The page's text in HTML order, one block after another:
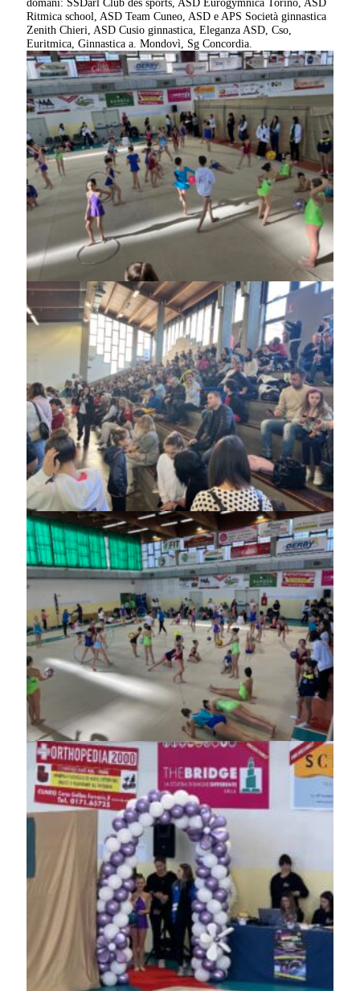
domani: SSDarl Club des sports, ASD Eurogymnica Torino, ASD
Ritmica school, ASD Team Cuneo, ASD e APS Società ginnastica
Zenith Chieri, ASD Cusio ginnastica, Eleganza ASD, Cso,
Euritmica, Ginnastica a. Mondovì, Sg Concordia.